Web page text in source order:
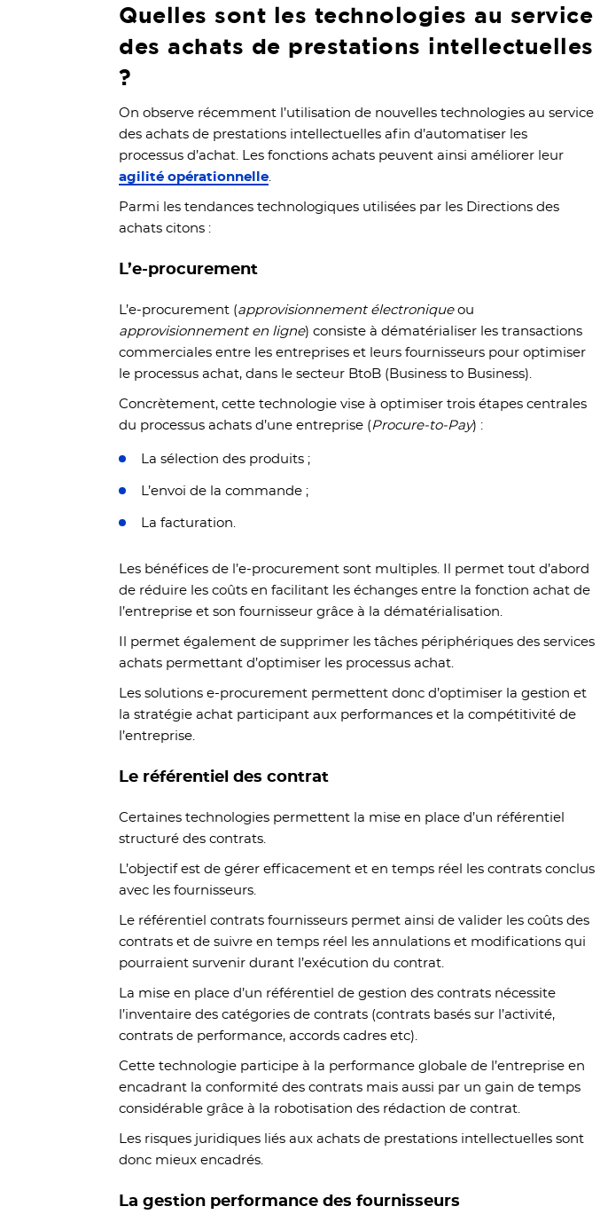
Quelles sont les technologies au service
des achats de prestations intellectuelles
?
On observe récemment l’utilisation de nouvelles technologies au service
des achats de prestations intellectuelles afin d’automatiser les
processus d’achat. Les fonctions achats peuvent ainsi améliorer leur
agilité opérationnelle.
Parmi les tendances technologiques utilisées par les Directions des
achats citons :
L’e-procurement
L’e-procurement (approvisionnement électroniqueou
approvisionnement en ligne) consiste à dématérialiser les transactions
commerciales entre les entreprises et leurs fournisseurs pour optimiser
le processus achat, dans le secteur BtoB (Business to Business).
Concrètement, cette technologie vise à optimiser trois étapes centrales
du processus achats d’une entreprise (Procure-to-Pay) :
La sélection des produits ;
L’envoi de la commande ;
La facturation.
Les bénéfices de l’e-procurement sont multiples. Il permet tout d’abord
de réduire les coûts en facilitant les échanges entre la fonction achat de
l’entreprise et son fournisseur grâce à la dématérialisation.
Il permet également de supprimer les tâches périphériques des services
achats permettant d’optimiser les processus achat.
Les solutions e-procurement permettent donc d’optimiser la gestion et
la stratégie achat participant aux performances et la compétitivité de
l’entreprise.
Le référentiel des contrat
Certaines technologies permettent la mise en place d’un référentiel
structuré des contrats.
L’objectif est de gérer efficacement et en temps réel les contrats conclus
avec les fournisseurs.
Le référentiel contrats fournisseurs permet ainsi de valider les coûts des
contrats et de suivre en temps réel les annulations et modifications qui
pourraient survenir durant l’exécution du contrat.
La mise en place d’un référentiel de gestion des contrats nécessite
l’inventaire des catégories de contrats (contrats basés sur l’activité,
contrats de performance, accords cadres etc).
Cette technologie participe à la performance globale de l’entreprise en
encadrant la conformité des contrats mais aussi par un gain de temps
considérable grâce à la robotisation des rédaction de contrat.
Les risques juridiques liés aux achats de prestations intellectuelles sont
donc mieux encadrés.
La gestion performance des fournisseurs